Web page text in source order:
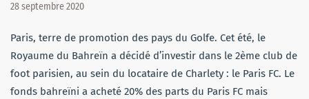
28 septembre 2020
Paris, terre de promotion des pays du Golfe. Cet été, le
Royaume du Bahreïn a décidé d’investir dans le 2ème club de
foot parisien, au sein du locataire de Charlety : le Paris FC. Le
fonds bahreïni a acheté 20% des parts du Paris FC mais